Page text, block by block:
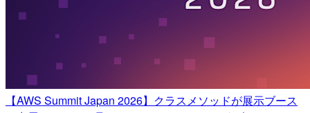
【AWS Summit Japan 2026】クラスメソッドが展示ブース